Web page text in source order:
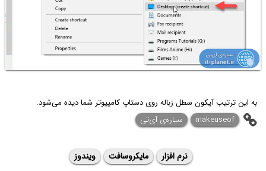
به این ترتیب آیکون سطل زباله روی دستاپ کامپیوتر شما دیده می‌شود.
makeuseof
سیاره‌ی آی‌تی
نرم افزار مایکروسافت ویندوز